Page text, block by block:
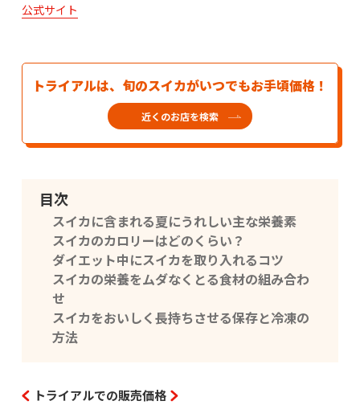
公式サイト
トライアルは、旬のスイカがいつでもお手頃価格！
近くのお店を検索
目次
スイカに含まれる夏にうれしい主な栄養素
スイカのカロリーはどのくらい？
ダイエット中にスイカを取り入れるコツ
スイカの栄養をムダなくとる食材の組み合わ
せ
スイカをおいしく長持ちさせる保存と冷凍の
方法
トライアルでの販売価格